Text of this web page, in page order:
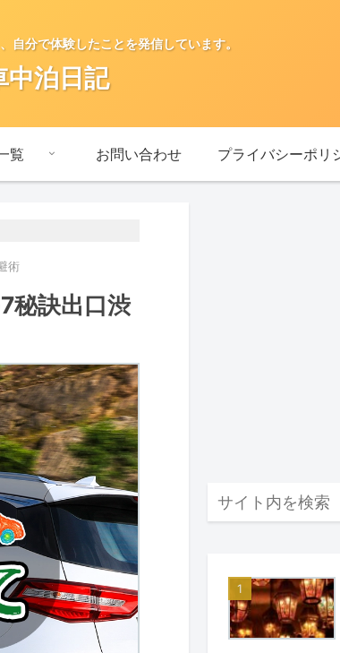
自分で体験したことを発信しています。
中泊日記
覧 お問い合わせ
術
秘訣出口渋